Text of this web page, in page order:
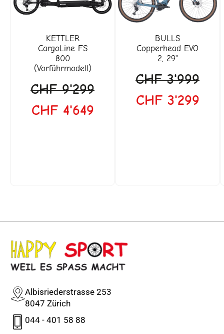
KETTLER
CargoLine FS
800
(Vorführmodell)
CHF9'299
war:
CHF 9'299
CHF4'649
ist:
CHF 4'649.BULLS
Copperhead EVO
2, 29"
CHF3'999
war:
CHF 3'999
CHF3'299
ist:
Albisriederstrasse 253
8047 Zürich
044 - 401 58 88